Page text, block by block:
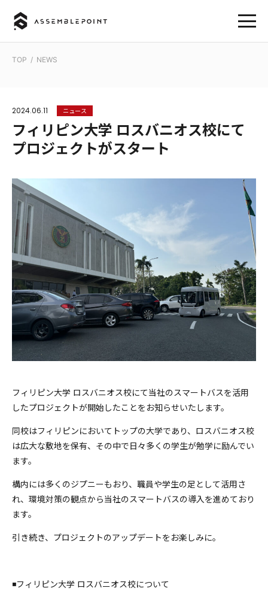
TOP / NEWS
2024.06.11 ニュース
フィリピン大学 ロスバニオス校にて
プロジェクトがスタート
フィリピン大学 ロスバニオス校にて当社のスマートバスを活用
したプロジェクトが開始したことをお知らせいたします。
同校はフィリピンにおいてトップの大学であり、ロスバニオス校
は広大な敷地を保有、その中で日々多くの学生が勉学に励んでい
ます。
構内には多くのジプニーもおり、職員や学生の足として活用さ
れ、環境対策の観点から当社のスマートバスの導入を進めており
ます。
引き続き、プロジェクトのアップデートをお楽しみに。
◾️フィリピン大学 ロスバニオス校について